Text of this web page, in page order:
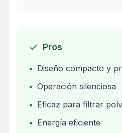
Pros
• Diseño compacto y
• Operación silenciosa
• Eficaz para filtrar
• Energía eficiente